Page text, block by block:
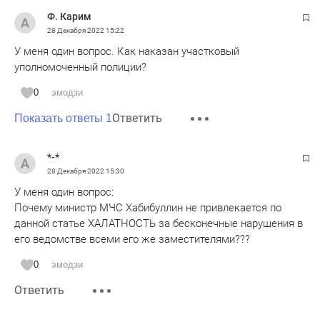
Ф. Карим
28 Декабря 2022 15:22
У меня один вопрос. Как наказан участковый
уполномоченный полиции?
0 эмодзи
Показать ответы 1Ответить
*-*
28 Декабря 2022 15:30
У меня один вопрос:
Почему министр МЧС Хабибуллин не привлекается по
данной статье ХАЛАТНОСТЬ за бесконечные нарушения в
его ведомстве всеми его же заместителями???
0 эмодзи
Ответить